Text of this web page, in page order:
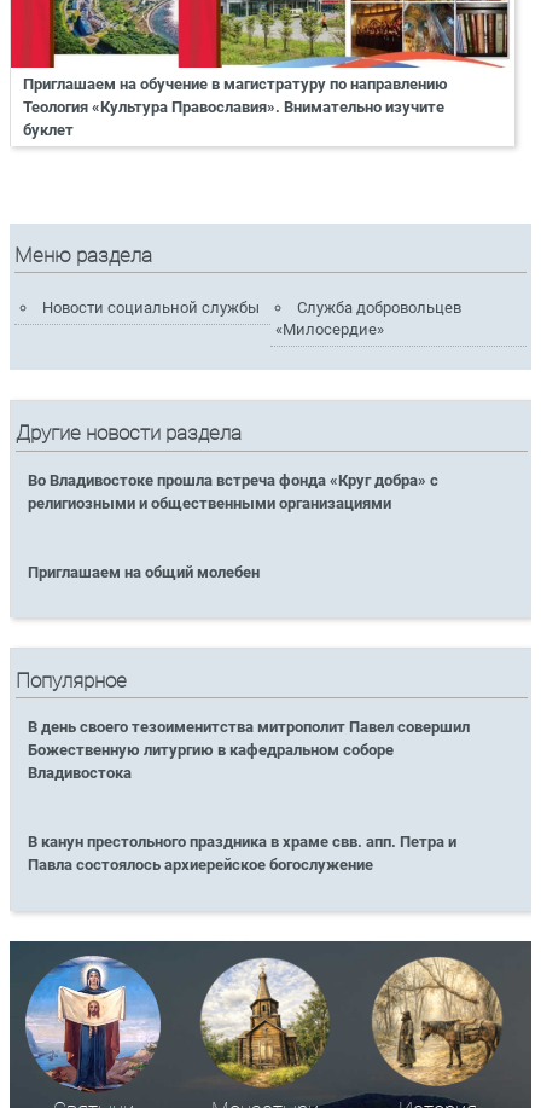
Приглашаем на обучение в магистратуру по направлению
Теология «Культура Православия». Внимательно изучите
буклет
Меню раздела
Новости социальной службы
Служба добровольцев
«Милосердие»
Другие новости раздела
Во Владивостоке прошла встреча фонда «Круг добра» с
религиозными и общественными организациями
Приглашаем на общий молебен
Популярное
В день своего тезоименитства митрополит Павел совершил
Божественную литургию в кафедральном соборе
Владивостока
В канун престольного праздника в храме свв. апп. Петра и
Павла состоялось архиерейское богослужение